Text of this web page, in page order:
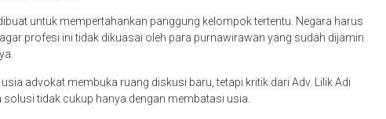
untuk mempertahankan panggung kelompok tertentu. Negara harus
profesi ini tidak dikuasai oleh para purnawirawan yang sudah dijamin
advokat membuka ruang diskusi baru, tetapi kritik dari Adv. Lilik Adi
tidak cukup hanya dengan membatasi usia.